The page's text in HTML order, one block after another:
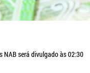
NAB será divulgado às 02:30